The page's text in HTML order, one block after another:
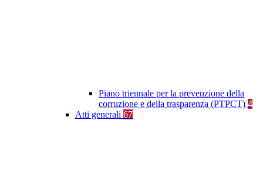
Piano triennale per la prevenzione della
corruzione e della trasparenza (PTPCT) 4
Atti generali 67